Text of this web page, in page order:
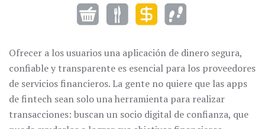
Ofrecer a los usuarios una aplicación de dinero segura,
confiable y transparente es esencial para los proveedores
de servicios financieros. La gente no quiere que las apps
de fintech sean solo una herramienta para realizar
transacciones: buscan un socio digital de confianza, que